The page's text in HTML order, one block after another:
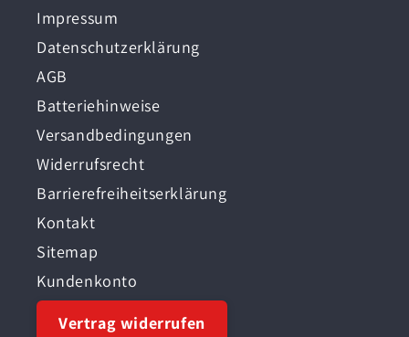
Impressum
Datenschutzerklärung
AGB
Batteriehinweise
Versandbedingungen
Widerrufsrecht
Barrierefreiheitserklärung
Kontakt
Sitemap
Kundenkonto
Vertrag widerrufen